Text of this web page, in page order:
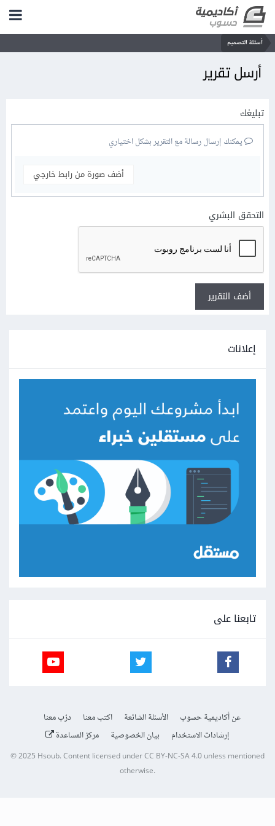
أسئلة التصميم
أرسل تقرير
تبليغك
يمكنك إرسال رسالة مع التقرير بشكل اختياري
أضف صورة من رابط خارجي
التحقق البشري
أضف التقرير
إعلانات
تابعنا على
عن أكاديمية حسوب الأسئلة الشائعة اكتب معنا
درّب معنا
إرشادات الاستخدام
بيان الخصوصية مركز المساعدة
© 2025 Hsoub.Content licensed underCC BY-NC-SA 4.0unless mentioned
otherwise.